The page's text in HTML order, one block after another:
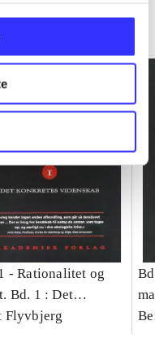
-Rationalitet og
Bd. 1 : Det
videnskab
Flyvbjerg